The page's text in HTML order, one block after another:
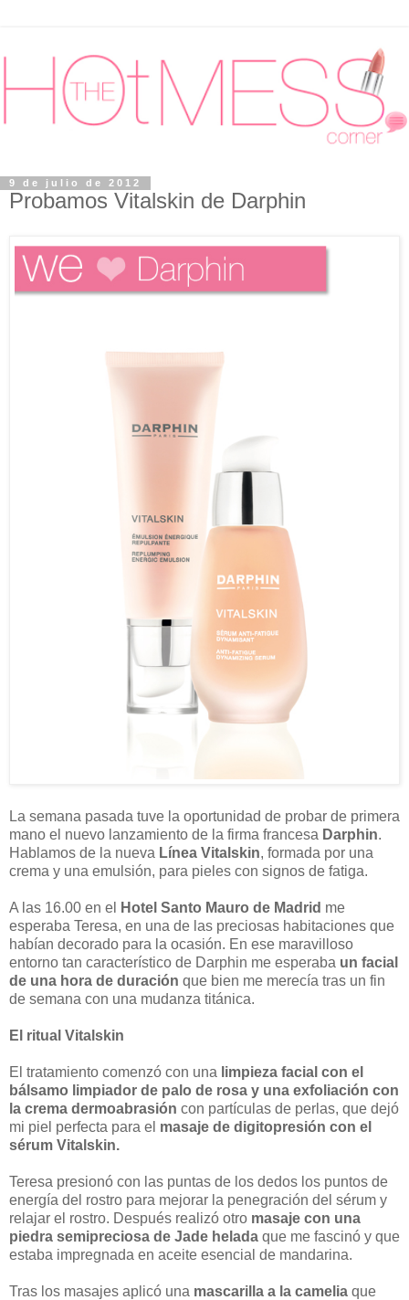
9 de julio de 2012
Probamos Vitalskin de Darphin
La semana pasada tuve la oportunidad de probar de primera
mano el nuevo lanzamiento de la firma francesa Darphin.
Hablamos de la nueva Línea Vitalskin, formada por una
crema y una emulsión, para pieles con signos de fatiga.
A las 16.00 en el Hotel Santo Mauro de Madrid me
esperaba Teresa, en una de las preciosas habitaciones que
habían decorado para la ocasión. En ese maravilloso
entorno tan característico de Darphin me esperaba un facial
de una hora de duración que bien me merecía tras un fin
de semana con una mudanza titánica.
El ritual Vitalskin
El tratamiento comenzó con una limpieza facial con el
bálsamo limpiador de palo de rosa y una exfoliación con
la crema dermoabrasión con partículas de perlas, que dejó
mi piel perfecta para el masaje de digitopresión con el
sérum Vitalskin.
Teresa presionó con las puntas de los dedos los puntos de
energía del rostro para mejorar la penegración del sérum y
relajar el rostro. Después realizó otro masaje con una
piedra semipreciosa de Jade helada que me fascinó y que
estaba impregnada en aceite esencial de mandarina.
Tras los masajes aplicó una mascarilla a la camelia que